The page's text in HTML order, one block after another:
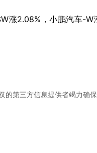
涨2.08%，小鹏汽车-
第三方信息提供者竭力确